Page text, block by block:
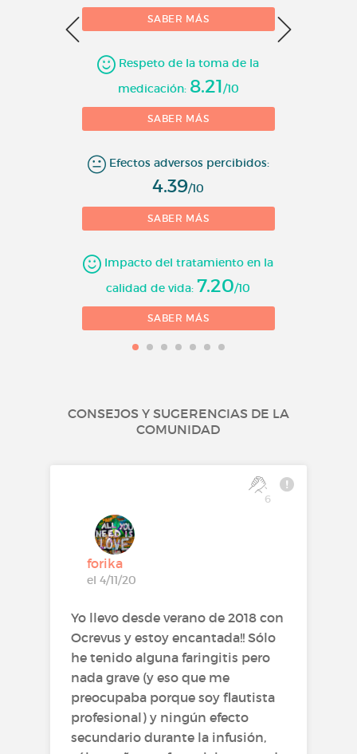
SABER MÁS
Respeto de la toma de la
medicación: 8.21/10
SABER MÁS
Efectos adversos percibidos:
4.39/10
SABER MÁS
Impacto del tratamiento en la
calidad de vida: 7.20/10
SABER MÁS
CONSEJOS Y SUGERENCIAS DE LA
COMUNIDAD
6
forika
el 4/11/20
Yo llevo desde verano de 2018 con
Ocrevus y estoy encantada!! Sólo
he tenido alguna faringitis pero
nada grave (y eso que me
preocupaba porque soy flautista
profesional) y ningún efecto
secundario durante la infusión,